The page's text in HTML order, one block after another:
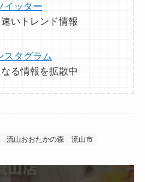
イッター
速いトレンド情報
スタグラム
なる情報を拡散中
流山おおたかの森 流山市